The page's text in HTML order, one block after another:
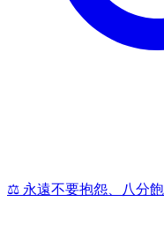
⚖️ 永遠不要抱怨、八分